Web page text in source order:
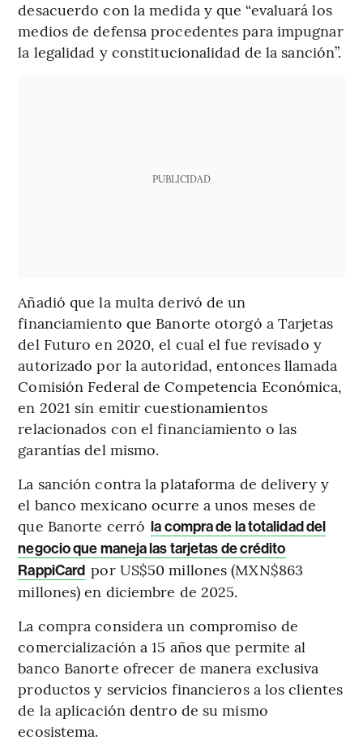
desacuerdo con la medida y que “evaluará los
medios de defensa procedentes para impugnar
la legalidad y constitucionalidad de la sanción”.
PUBLICIDAD
Añadió que la multa derivó de un
financiamiento que Banorte otorgó a Tarjetas
del Futuro en 2020, el cual el fue revisado y
autorizado por la autoridad, entonces llamada
Comisión Federal de Competencia Económica,
en 2021 sin emitir cuestionamientos
relacionados con el financiamiento o las
garantías del mismo.
La sanción contra la plataforma de delivery y
el banco mexicano ocurre a unos meses de
que Banorte cerró la compra de la totalidad del
negocio que maneja las tarjetas de crédito
RappiCard por US$50 millones (MXN$863
millones) en diciembre de 2025.
La compra considera un compromiso de
comercialización a 15 años que permite al
banco Banorte ofrecer de manera exclusiva
productos y servicios financieros a los clientes
de la aplicación dentro de su mismo
ecosistema.